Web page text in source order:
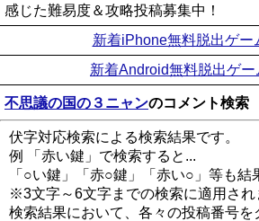
感じた難易度＆攻略投稿募集中！
新着iPhone無料脱出ゲー
新着Android無料脱出ゲー
不思議の国の３ニャンのコメント検索
伏字対応検索による検索結果です。
例 「赤い鍵」で検索すると...
「○い鍵」「赤○鍵」「赤い○」等も結
※3文字～6文字までの検索に適用され
検索結果において、各々の投稿番号を